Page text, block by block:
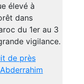
élevé à
dans
du 1er au 3
vigilance.
de près